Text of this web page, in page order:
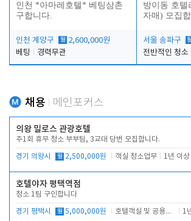
인천 *아마레호텔* 베팅삼촌
구합니다.
인천 계양구 월 2,600,000원
베팅
경력무관
방이동 호텔
자매) 모집
서울 송파구 월
채용 메인포커스
의왕 밀로스 관광호텔
주1회 휴무 청소 부부팀, 3교대 당번 모집합니다.
경기 의왕시 월 2,500,000원 객실 청소업무 1년 이상
호텔야자 평택역점
청소 1팀 구인합니다
경기 평택시 월 5,000,000원 호텔객실 및 공용시설 청소 관리 1